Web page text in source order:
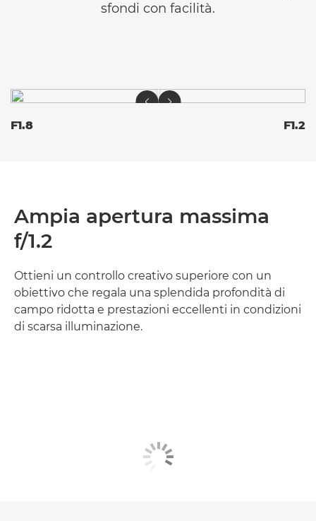
sfondi con facilità.
F1.8 F1.2
Ampia apertura massima
f/1.2
Ottieni un controllo creativo superiore con un
obiettivo che regala una splendida profondità di
campo ridotta e prestazioni eccellenti in condizioni
di scarsa illuminazione.